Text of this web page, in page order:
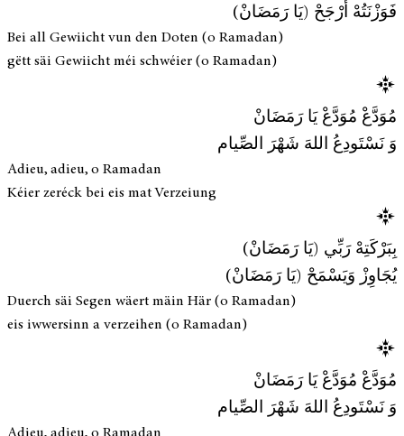
فَوَزْنَتُهْ أَرْجَحْ (يَا رَمَضَانْ)
Bei all Gewiicht vun den Doten (o Ramadan)
gëtt säi Gewiicht méi schwéier (o Ramadan)
مُوَدَّعْ مُوَدَّعْ يَا رَمَضَانْ
وَ نَسْتَودِعُ اللهَ شَهْرَ الصِّيام
Adieu, adieu, o Ramadan
Kéier zeréck bei eis mat Verzeiung
بِبَرْكَتِهْ رَبِّي (يَا رَمَضَانْ)
يُجَاوِزْ وَيَسْمَحْ (يَا رَمَضَانْ)
Duerch säi Segen wäert mäin Här (o Ramadan)
eis iwwersinn a verzeihen (o Ramadan)
مُوَدَّعْ مُوَدَّعْ يَا رَمَضَانْ
وَ نَسْتَودِعُ اللهَ شَهْرَ الصِّيام